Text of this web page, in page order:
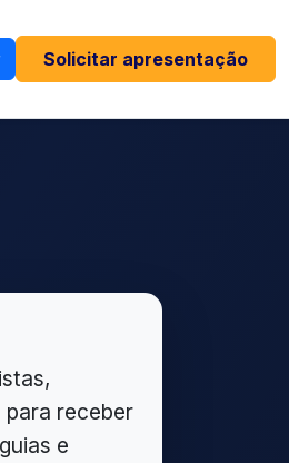
Solicitar apresentação
para receber
e